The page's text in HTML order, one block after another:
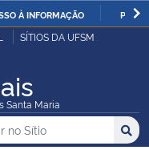
À INFORMAÇÃO
SÍTIOS DA UFSM
Santa Maria
no no Sítio